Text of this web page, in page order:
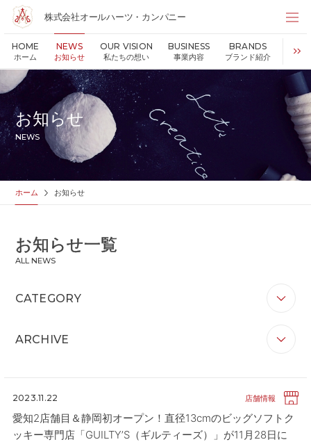
株式会社オールハーツ・カンパニー
HOME
ホーム
NEWS
お知らせ
OUR VISION
私たちの想い
BUSINESS
事業内容
BRANDS
ブランド紹介 持続
株式会社オールハーツ・カンパニー
店舗検索
HOME
NEWS お知らせ
OUR VISION 私たちの想い
MESSAGE 代表メッセージ
企業理念
BUSINESS
SHOP
ABOUT US
CONTACT
RECRUIT 2027 新卒採用
RECRUIT 採用情報
お知らせ
NEWS
ホーム お知らせ
お知らせ一覧
ALL NEWS
CATEGORY
ブランド情報
ARCHIVE
店舗情報
2023.11.22
愛知2店舗目＆静岡初オープン！直径13cmのビッグソフトク
ッキー専門店「GUILTY’S（ギルティーズ）」が11月28日に